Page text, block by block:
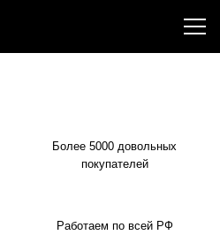
Более 5000 довольных
покупателей
Работаем по всей РФ